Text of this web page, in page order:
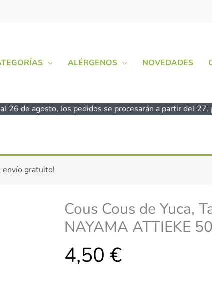
ALÉRGENOS NOVEDADES
26 de agosto, los pedidos se procesarán a partir del 27.
envío gratuito!
Cous Cous de Yuca,
NAYAMA ATTIEKE
4,50 €
Tapioca
-
sin
gluten-
NAYAMA